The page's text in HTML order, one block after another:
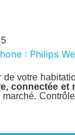
: Philips
de votre
connectée et